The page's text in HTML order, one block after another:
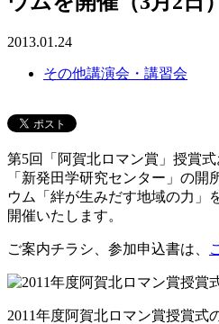
2013.01.24
その他講演会・講習会
第5回「阿賀北ロマン賞」授賞
「新発田学研究センター」の開
ウム「絆が生みだす地域の力」
開催いたします。
ご案内チラシ、参加申込書は、
2011年度阿賀北ロマン賞授賞式